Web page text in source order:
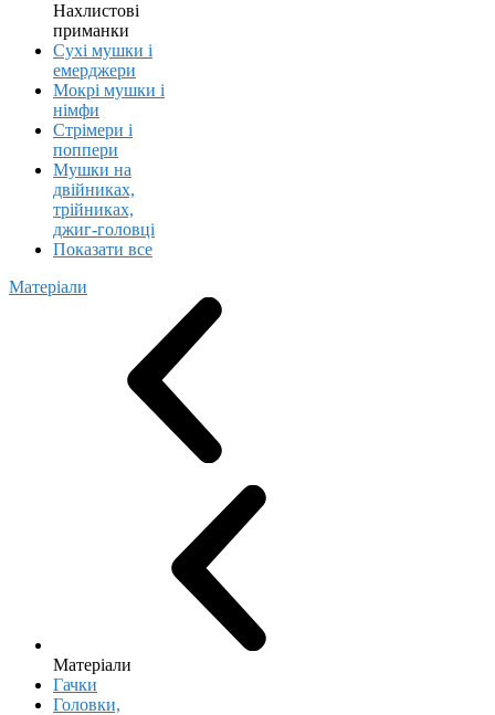
Нахлистові
приманки
Сухі мушки і
емерджери
Мокрі мушки і
німфи
Стрімери і
поппери
Мушки на
двійниках,
трійниках,
джиг-головці
Показати все
Матеріали
Матеріали
Гачки
Головки,